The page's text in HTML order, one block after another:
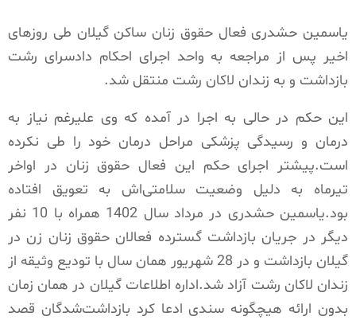
یاسمین حشدری فعال حقوق زنان ساکن گیلان طی روزهای
اخیر پس از مراجعه به واحد اجرای احکام دادسرای رشت
بازداشت و به زندان لاکان رشت منتقل شد.
این حکم در حالی به اجرا در آمده که وی علیرغم نیاز به
درمان و رسیدگی پزشکی مراحل درمان خود را طی نکرده
است.پیشتر اجرای حکم این فعال حقوق زنان در اواخر
تیرماه به دلیل وضعیت سلامتی‌اش به تعویق افتاده
بود.یاسمین حشدری در مرداد سال 1402 همراه با 10 نفر
دیگر در جریان بازداشت گسترده فعالان حقوق زنان زن در
گیلان بازداشت و در 28 شهریور همان سال با تودیع وثیقه از
زندان لاکان رشت آزاد شد.اداره اطلاعات گیلان در همان زمان
بدون ارائه هیچگونه سندی ادعا کرد بازداشت‌شدگان قصد